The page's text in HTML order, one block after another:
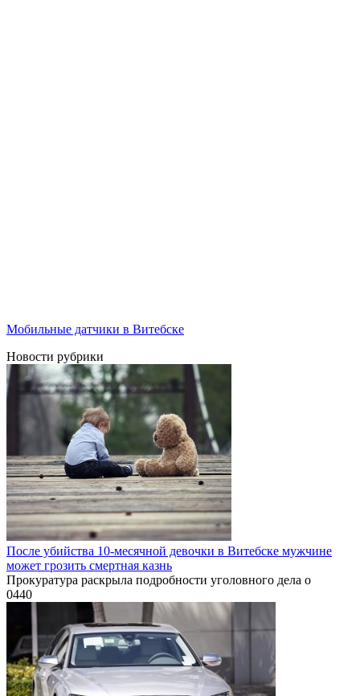
Мобильные датчики в Витебске
Новости рубрики
После убийства 10-месячной девочки в Витебске мужчине
может грозить смертная казнь
Прокуратура раскрыла подробности уголовного дела о
0440